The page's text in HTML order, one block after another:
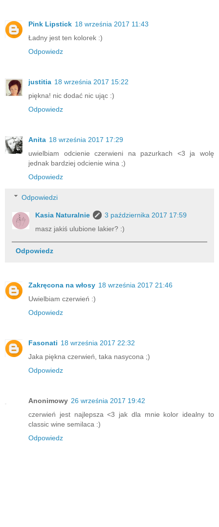
Pink Lipstick 18 września 2017 11:43
Ładny jest ten kolorek :)
Odpowiedz
justitia 18 września 2017 15:22
piękna! nic dodać nic ując :)
Odpowiedz
Anita 18 września 2017 17:29
uwielbiam odcienie czerwieni na pazurkach <3 ja wolę
jednak bardziej odcienie wina ;)
Odpowiedz
Odpowiedzi
Kasia Naturalnie
3 października 2017 17:59
masz jakiś ulubione lakier? :)
Odpowiedz
Zakręcona na włosy 18 września 2017 21:46
Uwielbiam czerwień :)
Odpowiedz
Fasonati 18 września 2017 22:32
Jaka piękna czerwień, taka nasycona ;)
Odpowiedz
Anonimowy 26 września 2017 19:42
czerwień jest najlepsza <3 jak dla mnie kolor idealny to
classic wine semilaca :)
Odpowiedz